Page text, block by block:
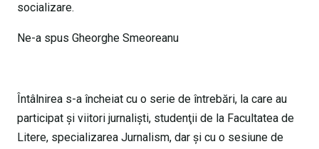
socializare.
Ne-a spus Gheorghe Smeoreanu
Întâlnirea s-a încheiat cu o serie de întrebări, la care au
participat şi viitori jurnalişti, studenţii de la Facultatea de
Litere, specializarea Jurnalism, dar şi cu o sesiune de